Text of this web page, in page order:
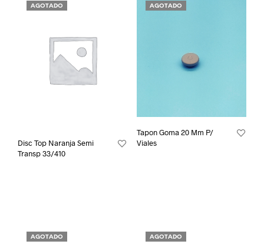
AGOTADO
Disc Top Naranja Semi
Transp 33/410
AGOTADO
Tapon Goma 20 Mm P/
Viales
AGOTADO AGOTADO